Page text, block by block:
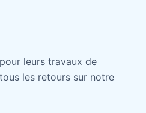
leurs travaux de
les retours sur notre